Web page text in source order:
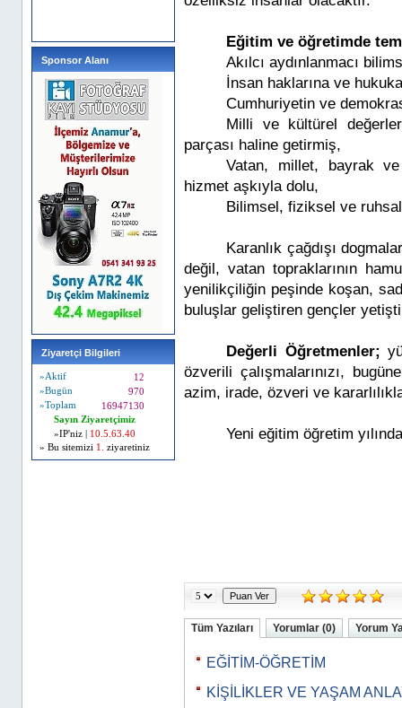
Sponsor Alanı
Ziyaretçi Bilgileri
»Aktif
12
»Bugün
970
»Toplam
16947130
Sayın Ziyaretçimiz
»IP'niz |
10.5.63.40
» Bu sitemizi 1. ziyaretiniz
Eğitim ve öğretimde
Akılcı aydınlanmacı
İnsan haklarına ve
Cumhuriyetin ve
Milli ve kültürel
parçası haline getirmiş,
Vatan, millet, bayrak
hizmet aşkıyla dolu,
Bilimsel, fiziksel ve
Karanlık çağdışı
değil, vatan topraklarının
yenilikçiliğin peşinde koşan,
buluşlar geliştiren gençler
Değerli Öğretmenler;
özverili çalışmalarınızı,
azim, irade, özveri ve
Yeni eğitim öğretim
Tüm Yazıları Yorumlar (0) Yorum
EĞİTİM-ÖĞRETİM
KİŞİLİKLER VE YAŞAM